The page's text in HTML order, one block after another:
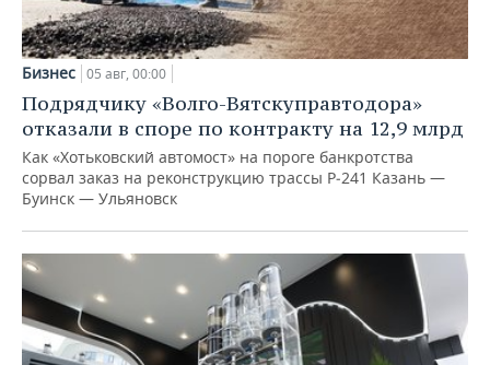
Бизнес 05 авг, 00:00
Подрядчику «Волго-Вятскуправтодора»
отказали в споре по контракту на 12,9 млрд
Как «Хотьковский автомост» на пороге банкротства
сорвал заказ на реконструкцию трассы Р‑241 Казань —
Буинск — Ульяновск